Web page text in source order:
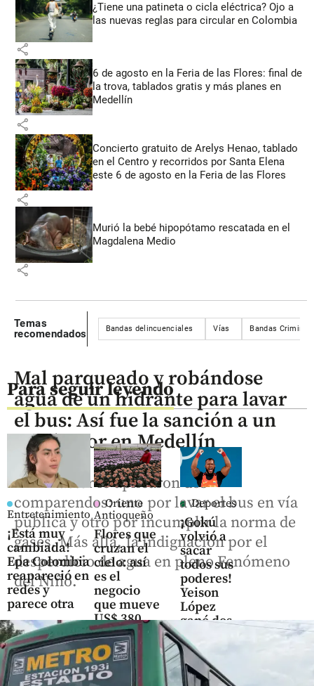
¿Tiene una patineta o cicla eléctrica? Ojo a
las nuevas reglas para circular en Colombia
share
6 de agosto en la Feria de las Flores: final de
la trova, tablados gratis y más planes en
Medellín
share
Concierto gratuito de Arelys Henao, tablado
en el Centro y recorridos por Santa Elena
este 6 de agosto en la Feria de las Flores
share
Murió la bebé hipopótamo rescatada en el
Magdalena Medio
share
Temas
recomendados
Bandas delincuenciales Vías Bandas
Para seguir leyendo
Entretenimiento
¡Está muy
cambiada!
Epa Colombia
reapareció en
redes y
parece otra
share
Oriente
Antioqueño
Flores que
cruzan el
cielo: así
es el
negocio
que mueve
US$ 380
millones
en el
Oriente
antioqueño
Deportes
¡Gokú
volvió a
sacar
todos sus
poderes!
Yeison
López
ganó dos
oros y
rompió
récord
mundial
Mal parqueado y robándose
agua de un hidrante para lavar
el bus: Así fue la sanción a un
conductor en Medellín
Al infractor le aplicaron dos
comparendos: uno por lavar el bus en vía
pública y otro por incumplir la norma de
gases. Más allá, la indignación por el
desperdicio de agua en pleno Fenómeno
del Niño.